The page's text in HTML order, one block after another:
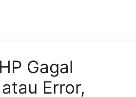
Gagal
Error,